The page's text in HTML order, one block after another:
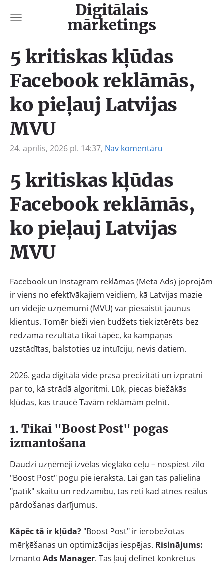
Digitālais
mārketings
5 kritiskas kļūdas
Facebook reklāmās,
ko pieļauj Latvijas
MVU
24. aprīlis, 2026 pl. 14:37, Nav komentāru
5 kritiskas kļūdas
Facebook reklāmās,
ko pieļauj Latvijas
MVU
Facebook un Instagram reklāmas (Meta Ads) joprojām
ir viens no efektīvākajiem veidiem, kā Latvijas mazie
un vidējie uzņēmumi (MVU) var piesaistīt jaunus
klientus. Tomēr bieži vien budžets tiek iztērēts bez
redzama rezultāta tikai tāpēc, ka kampaņas
uzstādītas, balstoties uz intuīciju, nevis datiem.
2026. gada digitālā vide prasa precizitāti un izpratni
par to, kā strādā algoritmi. Lūk, piecas biežākās
kļūdas, kas traucē Tavām reklāmām pelnīt.
1. Tikai "Boost Post" pogas
izmantošana
Daudzi uzņēmēji izvēlas vieglāko ceļu – nospiest zilo
"Boost Post" pogu pie ieraksta. Lai gan tas palielina
"patīk" skaitu un redzamību, tas reti kad atnes reālus
pārdošanas darījumus.
Kāpēc tā ir kļūda? "Boost Post" ir ierobežotas
mērķēšanas un optimizācijas iespējas. Risinājums:
Izmanto Ads Manager. Tas ļauj definēt konkrētus